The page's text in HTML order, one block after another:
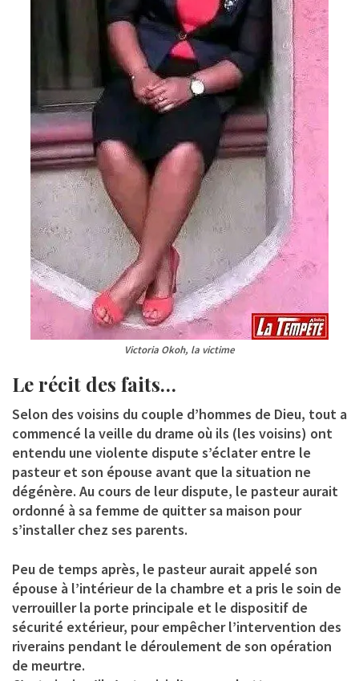
Victoria Okoh, la victime
Le récit des faits…
Selon des voisins du couple d’hommes de Dieu, tout a
commencé la veille du drame où ils (les voisins) ont
entendu une violente dispute s’éclater entre le
pasteur et son épouse avant que la situation ne
dégénère. Au cours de leur dispute, le pasteur aurait
ordonné à sa femme de quitter sa maison pour
s’installer chez ses parents.
Peu de temps après, le pasteur aurait appelé son
épouse à l’intérieur de la chambre et a pris le soin de
verrouiller la porte principale et le dispositif de
sécurité extérieur, pour empêcher l’intervention des
riverains pendant le déroulement de son opération
de meurtre.